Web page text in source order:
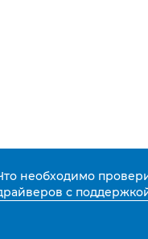
необходимо
с